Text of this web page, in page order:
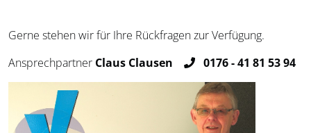
Gerne stehen wir für Ihre Rückfragen zur Verfügung.
Ansprechpartner Claus Clausen 0176 - 41 81 53 94